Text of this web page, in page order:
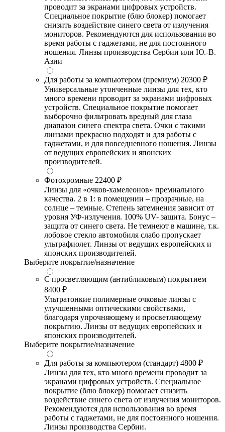
проводит за экранами цифровых устройств.
Специальное покрытие (блю блокер) помогает
снизить воздействие синего света от излучения
мониторов. Рекомендуются для использования во
время работы с гаджетами, не для постоянного
ношения. Линзы производства Сербии или Ю.-В.
Азии
Для работы за компьютером (премиум) 20300 ₽
Универсальные утонченные линзы для тех, кто
много времени проводит за экранами цифровых
устройств. Специальное покрытие помогает
выборочно фильтровать вредный для глаза
диапазон синего спектра света. Очки с такими
линзами прекрасно подходят и для работы с
гаджетами, и для повседневного ношения. Линзы
от ведущих европейских и японских
производителей.
Фотохромные 22400 ₽
Линзы для «очков-хамелеонов» премиального
качества. 2 в 1: в помещении – прозрачные, на
солнце – темные. Степень затемнения зависит от
уровня УФ-излучения. 100% UV- защита. Бонус –
защита от синего света. Не темнеют в машине, т.к.
лобовое стекло автомобиля слабо пропускает
ультрафиолет. Линзы от ведущих европейских и
японских производителей.
Выберите покрытие/назначение
С просветляющим (антибликовым) покрытием
8400 ₽
Ультратонкие полимерные очковые линзы с
улучшенными оптическими свойствами,
благодаря упрочняющему и просветляющему
покрытию. Линзы от ведущих европейских и
японских производителей.
Выберите покрытие/назначение
Для работы за компьютером (стандарт) 4800 ₽
Линзы для тех, кто много времени проводит за
экранами цифровых устройств. Специальное
покрытие (блю блокер) помогает снизить
воздействие синего света от излучения мониторов.
Рекомендуются для использования во время
работы с гаджетами, не для постоянного ношения.
Линзы производства Сербии.